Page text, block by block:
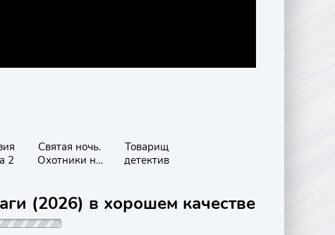
2
Святая ночь.
Охотники на
Товарищ
детектив
(2026) в хорошем качестве